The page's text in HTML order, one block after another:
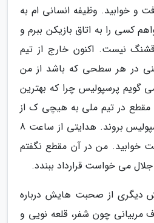
و خوابید. وظیفه انسانی ام به
کسی را به اتاق بازیکن ببرم و
نیست. اکنون خارج از تیم
در هر سطحی که باشد از من
گویم پرسپولیس چرا که بهترین
مقطع در تیم ملی به هیچی ک از
بازیکنان نگفتم که به پرسپولیس بروند. هدایتی از ساعت 8
خوابید. من در آن مقطع نگفتم
می خواست قرارداد ببندد.
دیگری از صحبت هایش درباره
مربیانی چون شفر، قلعه نویی و